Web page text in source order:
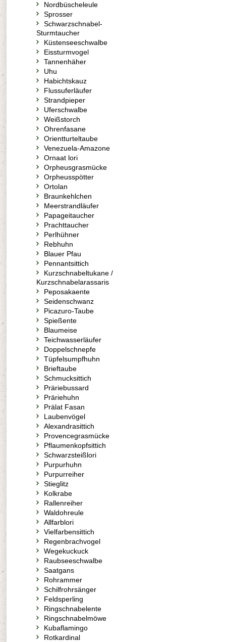
Nordbüscheleule
Sprosser
Schwarzschnabel-
Sturmtaucher
Küstenseeschwalbe
Eissturmvogel
Tannenhäher
Uhu
Habichtskauz
Flussuferläufer
Strandpieper
Uferschwalbe
Weißstorch
Ohrenfasane
Orientturteltaube
Venezuela-Amazone
Ornaat lori
Orpheusgrasmücke
Orpheusspötter
Ortolan
Braunkehlchen
Meerstrandläufer
Papageitaucher
Prachttaucher
Perlhühner
Rebhuhn
Blauer Pfau
Pennantsittich
Kurzschnabeltukane /
Kurzschnabelarassaris
Peposakaente
Seidenschwanz
Picazuro-Taube
Spießente
Blaumeise
Teichwasserläufer
Doppelschnepfe
Tüpfelsumpfhuhn
Brieftaube
Schmucksittich
Präriebussard
Präriehuhn
Prälat Fasan
Laubenvögel
Alexandrasittich
Provencegrasmücke
Pflaumenkopfsittich
Schwarzsteißlori
Purpurhuhn
Purpurreiher
Stieglitz
Kolkrabe
Rallenreiher
Waldohreule
Allfarblori
Vielfarbensittich
Regenbrachvogel
Wegekuckuck
Raubseeschwalbe
Saatgans
Rohrammer
Schilfrohrsänger
Feldsperling
Ringschnabelente
Ringschnabelmöwe
Kubaflamingo
Rotkardinal